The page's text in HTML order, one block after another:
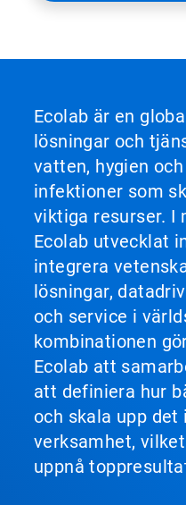
Ecolab är en
lösningar och
vatten, hygien
infektioner som
viktiga resurser. I
Ecolab utvecklat
integrera
lösningar,
och service i
kombinationen
Ecolab att
att definiera hur
och skala upp det
verksamhet,
uppnå